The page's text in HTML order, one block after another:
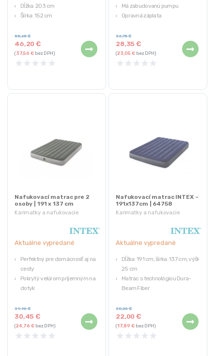
Dĺžka: 203 cm
Šírka: 152 cm
46,20€
55,65€
(37,56€bez DPH)
★ ★ ★ ★ ★
Má zabudovanú pumpu
Opravná záplata
28,35€
36,75€
(23,05€bez DPH)
★ ★ ★ ★ ★
Karimatky a nafukovacie
Nafukovací matrac pre 2
osoby | 191 x 137 cm
Aktuálne vypredané
Perfektný pre domácnosť aj na
cesty
Pokrytý velúrom príjemným na
dotyk
Opravná záplata
30,45€
39,90€
(24,76€bez DPH)
★ ★ ★ ★ ★
Karimatky a nafukovacie
Nafukovací matrac INTEX –
191x137cm | 64758
Aktuálne vypredané
Dĺžka: 191 cm, šírka: 137 cm, výška:
25 cm
Matrac s technológiou Dura-
Beam Fiber
výlety
Pre 2 osoby
Je pokrytý príjemným velúrom
22,00€
38,00€
(17,89€bez DPH)
★ ★ ★ ★ ★